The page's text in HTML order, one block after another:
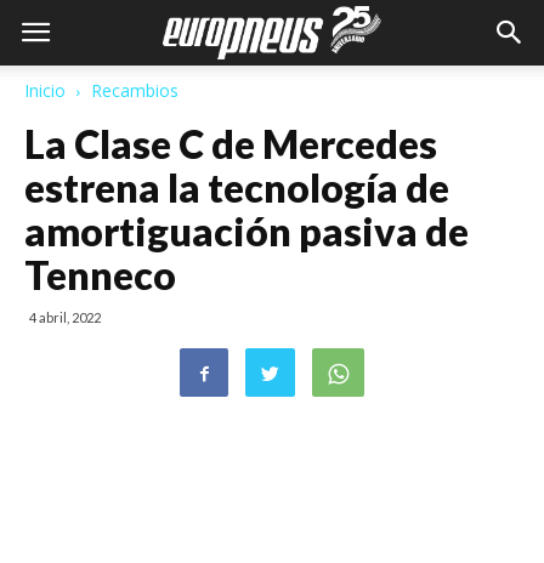
Inicio Recambios
La Clase C de Mercedes
estrena la tecnología de
amortiguación pasiva de
Tenneco
4 abril, 2022